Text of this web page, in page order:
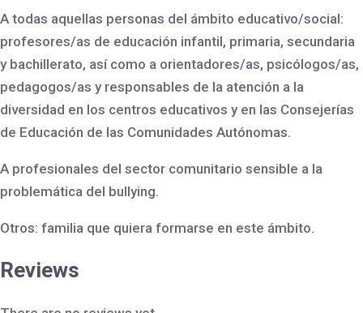
A todas aquellas personas del ámbito educativo/social:
profesores/as de educación infantil, primaria, secundaria
y bachillerato, así como a orientadores/as, psicólogos/as,
pedagogos/as y responsables de la atención a la
diversidad en los centros educativos y en las Consejerías
de Educación de las Comunidades Autónomas.
A profesionales del sector comunitario sensible a la
problemática del bullying.
Otros: familia que quiera formarse en este ámbito.
Reviews